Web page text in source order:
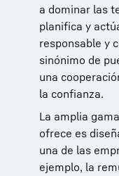
a dominar las
planifica y
responsable y
sinónimo de
una
la confianza.
La amplia
ofrece es
una de las
ejemplo, la
grúas móviles
la técnica de
la tecnología
componentes,
los hoteles.
Ya sea como
(h/m),
marketing (h/
entrada en el
orientación y
nuevas
empleados
través de
hacerlo, nos
profesionales y
cada individuo.